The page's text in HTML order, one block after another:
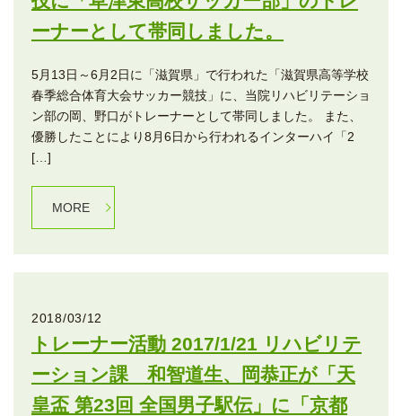
ーナーとして帯同しました。
5月13日～6月2日に「滋賀県」で行われた「滋賀県高等学校
春季総合体育大会サッカー競技」に、当院リハビリテーショ
ン部の岡、野口がトレーナーとして帯同しました。 また、
優勝したことにより8月6日から行われるインターハイ「2
[…]
MORE
2018/03/12
トレーナー活動 2017/1/21 リハビリテ
ーション課 和智道生、岡恭正が「天
皇盃 第23回 全国男子駅伝」に「京都